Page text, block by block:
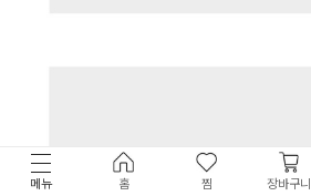
메뉴 홈 찜 장바구니